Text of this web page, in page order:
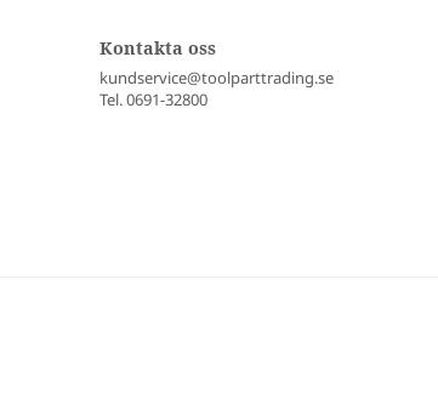
Kontakta oss
kundservice@toolparttrading.se
Tel. 0691-32800